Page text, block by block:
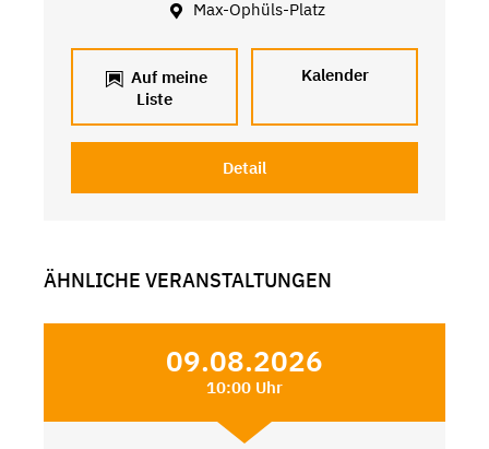
Max-Ophüls-Platz
Auf meine
Liste
Kalender
Detail
ÄHNLICHE VERANSTALTUNGEN
09.08.2026
10:00 Uhr